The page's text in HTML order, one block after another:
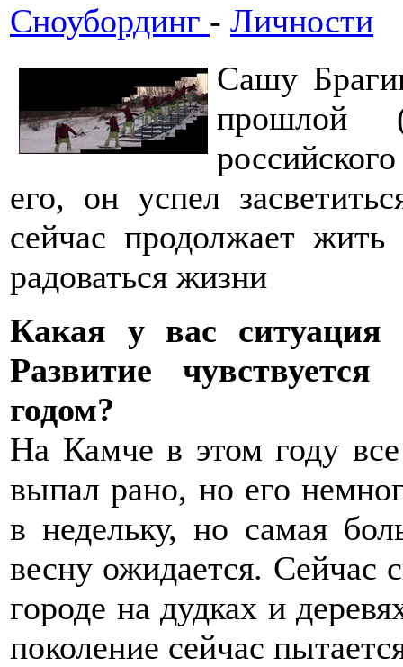
Сноубординг - Личности
Сашу
прошлой
его, он успел
сейчас продолжает
радоваться жизни
Какая у вас ситуация
Развитие
годом?
На Камче в этом году
выпал рано, но его
в недельку, но самая
весну ожидается. Сейчас
городе на дудках и
поколение сейчас